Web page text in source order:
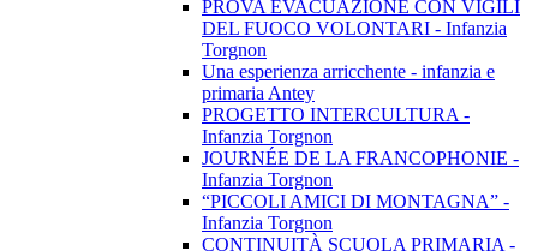
PROVA EVACUAZIONE CON VIGILI
DEL FUOCO VOLONTARI - Infanzia
Torgnon
Una esperienza arricchente - infanzia e
primaria Antey
PROGETTO INTERCULTURA -
Infanzia Torgnon
JOURNÉE DE LA FRANCOPHONIE -
Infanzia Torgnon
“PICCOLI AMICI DI MONTAGNA” -
Infanzia Torgnon
CONTINUITÀ SCUOLA PRIMARIA -